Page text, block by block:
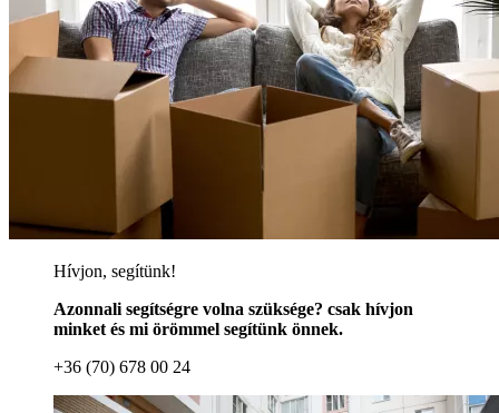
Hívjon, segítünk!
Azonnali segítségre volna szüksége? csak hívjon
minket és mi örömmel segítünk önnek.
+36 (70) 678 00 24